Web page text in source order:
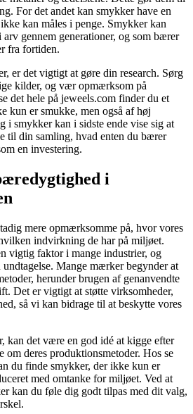
For det andet kan smykker have en
kan måles i penge. Smykker kan
gennem generationer, og som bærer
fra fortiden.
er det vigtigt at gøre din research. Sørg
kilder, og vær opmærksom på
det hele på jeweels.com finder du et
kun er smukke, men også af høj
i smykker kan i sidste ende vise sig at
din samling, hvad enten du bærer
en investering.
i
mere opmærksomme på, hvor vores
indvirkning de har på miljøet.
vigtig faktor i mange industrier, og
Mange mærker begynder at
herunder brugen af genanvendte
Det er vigtigt at støtte virksomheder,
så vi kan bidrage til at beskytte vores
kan det være en god idé at kigge efter
om deres produktionsmetoder. Hos se
du finde smykker, der ikke kun er
med omtanke for miljøet. Ved at
kan du føle dig godt tilpas med dit valg,